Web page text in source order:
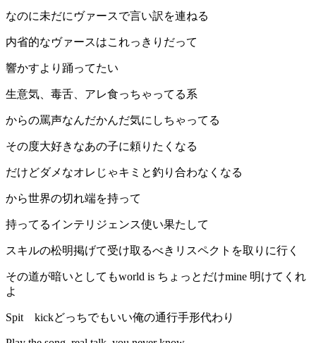
なのに未だにヴァースで言い訳を連ねる
内省的なヴァースはこれっきりだって
響かすより踊ってたい
生意気、毒舌、アレ食っちゃってる系
からの罵声なんだかんだ気にしちゃってる
その度大好きなあの子に頼りたくなる
だけどダメなオレじゃキミと釣り合わなくなる
から世界の切れ端を持って
持ってるインテリジェンス使い果たして
スキルの松明掲げて受け取るべきリスペクトを取りに行く
その道が暗いとしてもworld is ちょっとだけmine 明けてくれ
よ
Spit kickどっちでもいい俺の通行手形代わり